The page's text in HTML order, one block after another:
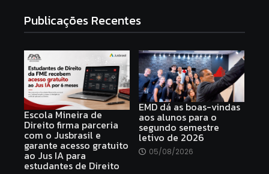
Publicações Recentes
Escola Mineira de
Direito firma parceria
com o Jusbrasil e
garante acesso gratuito
ao Jus IA para
estudantes de Direito
EMD dá as boas-vindas
aos alunos para o
segundo semestre
letivo de 2026
05/08/2026